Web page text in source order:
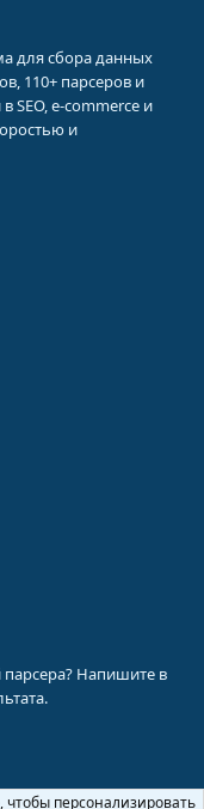
для сбора данных
110+ парсеров и
SEO, e-commerce и
и
Напишите в
персонализировать